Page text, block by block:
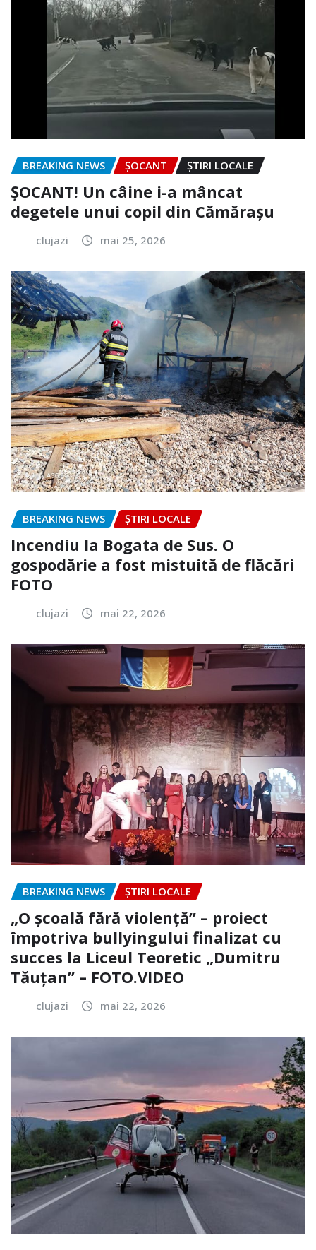
BREAKING NEWS ȘOCANT ȘTIRI LOCALE
ȘOCANT! Un câine i-a mâncat
degetele unui copil din Cămărașu
clujazi mai 25, 2026
BREAKING NEWS ȘTIRI LOCALE
Incendiu la Bogata de Sus. O
gospodărie a fost mistuită de flăcări
FOTO
clujazi mai 22, 2026
BREAKING NEWS ȘTIRI LOCALE
„O școală fără violență” – proiect
împotriva bullyingului finalizat cu
succes la Liceul Teoretic „Dumitru
Tăuțan” – FOTO.VIDEO
clujazi mai 22, 2026